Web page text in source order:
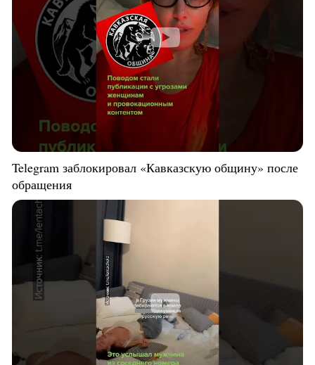
Telegram заблокировал «Кавказскую общину» после
обращения